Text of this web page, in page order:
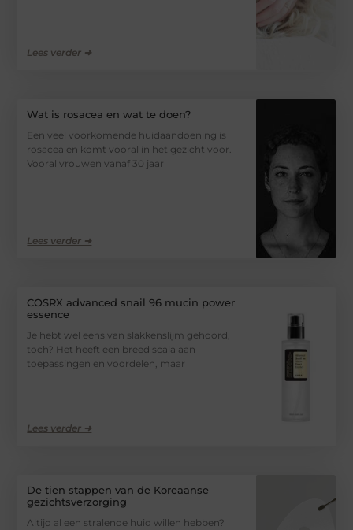
Lees verder ➜
Wat is rosacea en wat te doen?
Een veel voorkomende huidaandoening is
rosacea en komt vooral in het gezicht voor.
Vooral vrouwen vanaf 30 jaar
Lees verder ➜
COSRX advanced snail 96 mucin power
essence
Je hebt wel eens van slakkenslijm gehoord,
toch? Het heeft een breed scala aan
toepassingen en voordelen, maar
Lees verder ➜
De tien stappen van de Koreaanse
gezichtsverzorging
Altijd al een stralende huid willen hebben?